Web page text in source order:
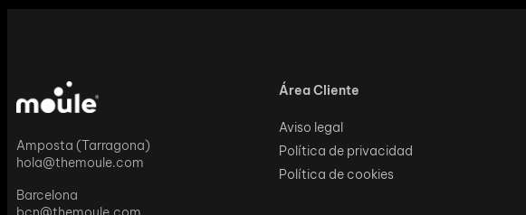
Amposta (Tarragona)
hola@themoule.com
Barcelona
Área Cliente
Aviso legal
Política de privacidad
Política de cookies